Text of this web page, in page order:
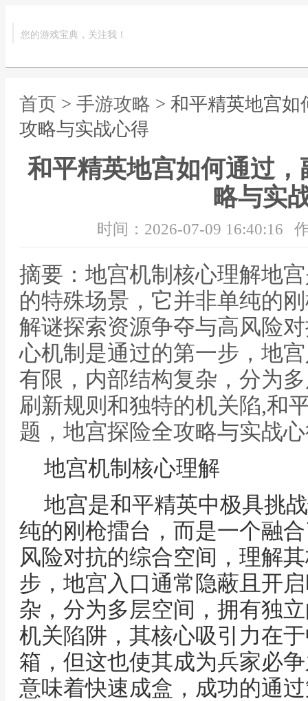
您的游戏宝典，关注我！
首页 > 手游攻略 > 和平精英地宫
攻略与实战心得
和平精英地宫如何通过
略与实
时间：2026-07-09 16:40:16
摘要：地宫机制核心理解地
的特殊场景，它并非单纯的
解谜探索资源争夺与高风险
心机制是通过的第一步，地
有限，内部结构复杂，分为
刷新规则和独特的机关陷,和
题，地宫探险全攻略与实战
地宫机制核心理解
地宫是和平精英中极具挑
纯的刚枪擂台，而是一个融
风险对抗的综合空间，理解
步，地宫入口通常隐蔽且开
杂，分为多层空间，拥有独
机关陷阱，其核心吸引力在
箱，但这也使其成为兵家必
意味着快速成盒，成功的通